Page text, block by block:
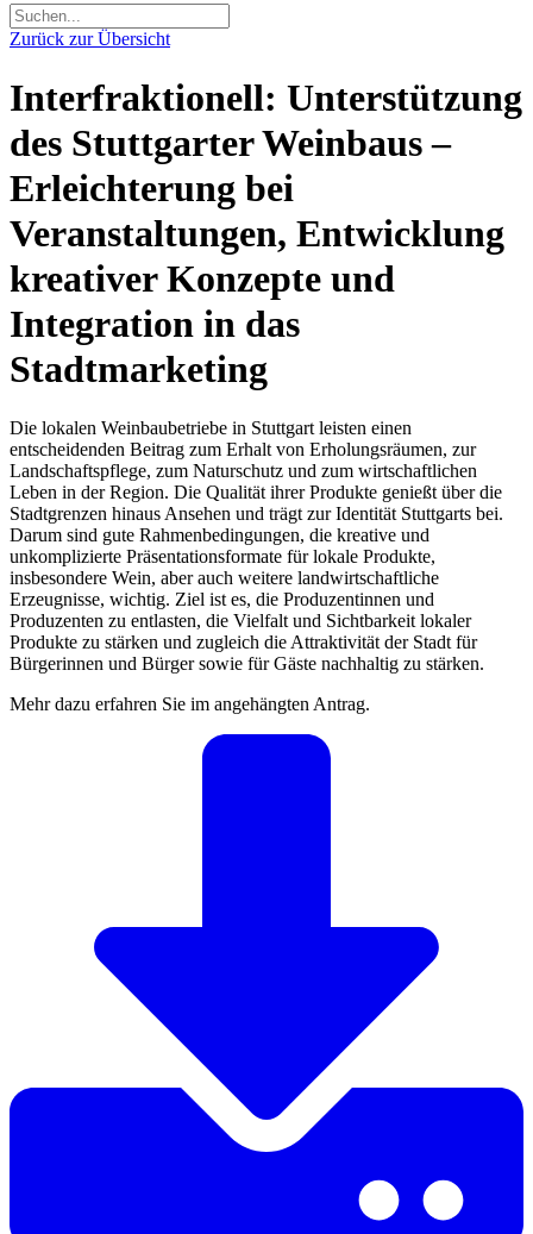
Zurück zur Übersicht
Interfraktionell: Unterstützung
des Stuttgarter Weinbaus –
Erleichterung bei
Veranstaltungen, Entwicklung
kreativer Konzepte und
Integration in das
Stadtmarketing
Die lokalen Weinbaubetriebe in Stuttgart leisten einen
entscheidenden Beitrag zum Erhalt von Erholungsräumen, zur
Landschaftspflege, zum Naturschutz und zum wirtschaftlichen
Leben in der Region. Die Qualität ihrer Produkte genießt über die
Stadtgrenzen hinaus Ansehen und trägt zur Identität Stuttgarts bei.
Darum sind gute Rahmenbedingungen, die kreative und
unkomplizierte Präsentationsformate für lokale Produkte,
insbesondere Wein, aber auch weitere landwirtschaftliche
Erzeugnisse, wichtig. Ziel ist es, die Produzentinnen und
Produzenten zu entlasten, die Vielfalt und Sichtbarkeit lokaler
Produkte zu stärken und zugleich die Attraktivität der Stadt für
Bürgerinnen und Bürger sowie für Gäste nachhaltig zu stärken.
Mehr dazu erfahren Sie im angehängten Antrag.